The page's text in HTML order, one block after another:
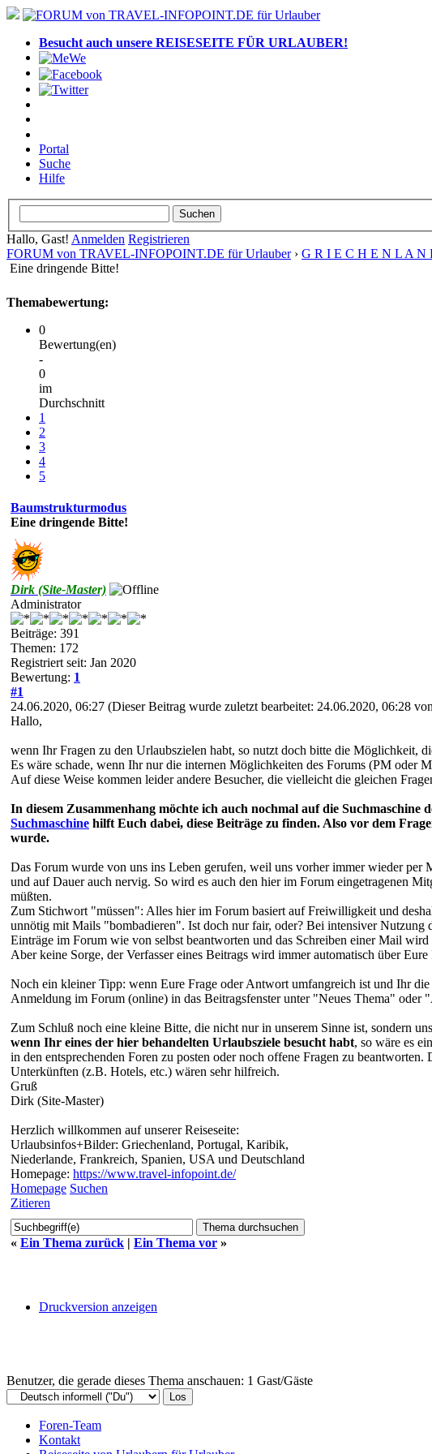
Besucht auch unsere REISESEITE FÜR URLAUBER!
Portal
Suche
Hilfe
Hallo, Gast! Anmelden Registrieren
FORUM von TRAVEL-INFOPOINT.DE für Urlauber› G R I E C H E N L A N
Eine dringende Bitte!
Themabewertung:
0
Bewertung(en)
-
0
im
Durchschnitt
1
2
3
4
5
Baumstrukturmodus
Eine dringende Bitte!
Dirk (Site-Master)
Administrator
Beiträge: 391
Themen: 172
Registriert seit: Jan 2020
Bewertung: 1
#1
24.06.2020, 06:27 (Dieser Beitrag wurde zuletzt bearbeitet: 24.06.2020, 06:28 von
Hallo,
wenn Ihr Fragen zu den Urlaubszielen habt, so nutzt doch bitte die Möglichkeit,
Es wäre schade, wenn Ihr nur die internen Möglichkeiten des Forums (PM oder
Auf diese Weise kommen leider andere Besucher, die vielleicht die gleichen
In diesem Zusammenhang möchte ich auch nochmal auf die
Suchmaschine hilft Euch dabei, diese Beiträge zu finden. Also vor dem
wurde.
Das Forum wurde von uns ins Leben gerufen, weil uns vorher immer wieder
und auf Dauer auch nervig. So wird es auch den hier im Forum eingetragenen
müßten.
Zum Stichwort "müssen": Alles hier im Forum basiert auf Freiwilligkeit und
unnötig mit Mails "bombadieren". Ist doch nur fair, oder? Bei intensiver
Einträge im Forum wie von selbst beantworten und das Schreiben einer Mail
Aber keine Sorge, der Verfasser eines Beitrags wird immer automatisch über
Noch ein kleiner Tipp: wenn Eure Frage oder Antwort umfangreich ist und Ihr
Anmeldung im Forum (online) in das Beitragsfenster unter "Neues Thema" oder
Zum Schluß noch eine kleine Bitte, die nicht nur in unserem Sinne ist, sondern
wenn Ihr eines der hier behandelten Urlaubsziele besucht habt, so wäre es
in den entsprechenden Foren zu posten oder noch offene Fragen zu
Unterkünften (z.B. Hotels, etc.) wären sehr hilfreich.
Gruß
Dirk (Site-Master)
Herzlich willkommen auf unserer Reiseseite:
Urlaubsinfos+Bilder: Griechenland, Portugal, Karibik,
Niederlande, Frankreich, Spanien, USA und Deutschland
Homepage: https://www.travel-infopoint.de/
Homepage Suchen
Zitieren
« Ein Thema zurück | Ein Thema vor »
Druckversion anzeigen
Benutzer, die gerade dieses Thema anschauen: 1 Gast/Gäste
Foren-Team
Kontakt